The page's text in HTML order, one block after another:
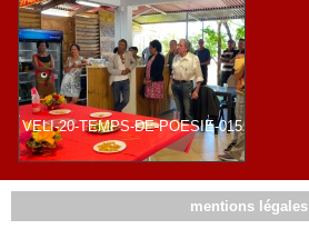
VELI-20-TEMPS-DE-POESIE-015
mentions légales